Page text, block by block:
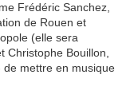
Frédéric Sanchez,
de Rouen et
(elle sera
Christophe Bouillon,
mettre en musique